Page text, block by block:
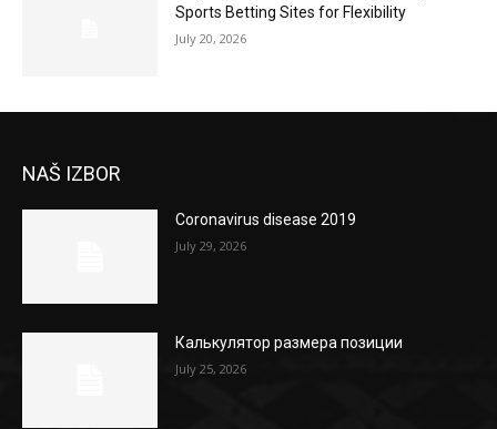
Sports Betting Sites for Flexibility
July 20, 2026
NAŠ IZBOR
Coronavirus disease 2019
July 29, 2026
Калькулятор размера позиции
July 25, 2026